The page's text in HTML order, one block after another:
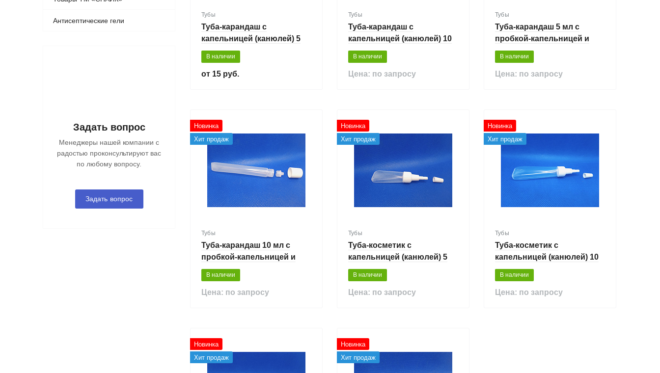
Антисептические гели
Задать вопрос
Менеджеры нашей компании с
радостью проконсультируют вас
по любому вопросу.
Задать вопрос
Тубы
Туба-карандаш с
капельницей (канюлей) 5
мл
В наличии
15 руб.
Тубы
Туба-карандаш с
капельницей (канюлей) 10
мл
В наличии
Цена: по запросу
Тубы
Туба-карандаш 5 мл с
пробкой-капельницей и
крышкой
В наличии
Цена: по запросу
Новинка
Хит продаж
Тубы
Туба-карандаш 10 мл с
пробкой-капельницей и
крышкой
В наличии
Цена: по запросу
Новинка
Хит продаж
Тубы
Туба-косметик с
капельницей (канюлей) 5
мл
В наличии
Цена: по запросу
Новинка
Хит продаж
Тубы
Туба-косметик с
капельницей (канюлей) 10
мл
В наличии
Цена: по запросу
Новинка
Хит продаж
Новинка
Хит продаж